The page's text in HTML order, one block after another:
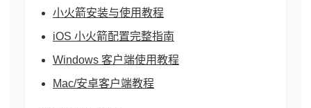
小火箭安装与使用教程
iOS 小火箭配置完整指南
Windows 客户端使用教程
Mac/安卓客户端教程